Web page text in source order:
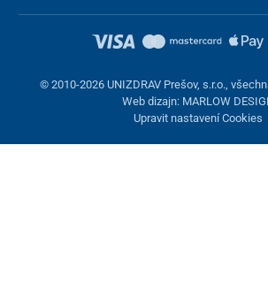
© 2010-2026 UNIZDRAV Prešov, s.r.o.,
Web dizajn: MARLOW
Upravit nastavení Cookies